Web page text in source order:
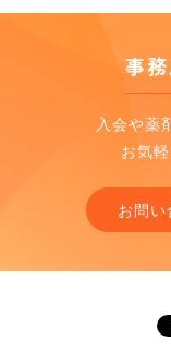
事
入会や薬
お気
お問